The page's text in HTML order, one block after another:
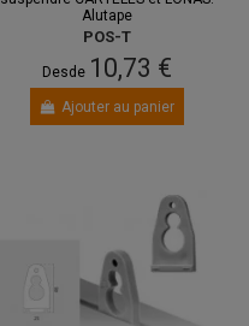
Alutape
POS-T
Desde 10,73 €
Ajouter au panier